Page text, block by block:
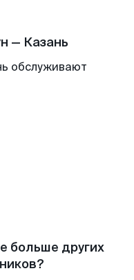
— Казань
обслуживают
больше других